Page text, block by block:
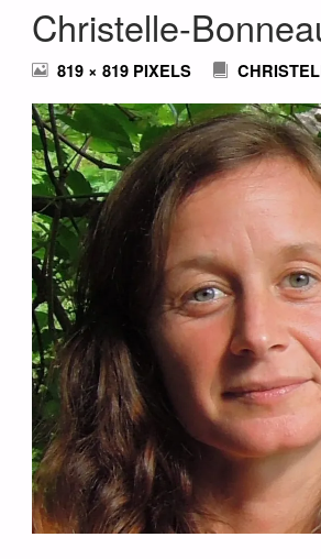
Christelle-
FULL819 × 819 PIXELS